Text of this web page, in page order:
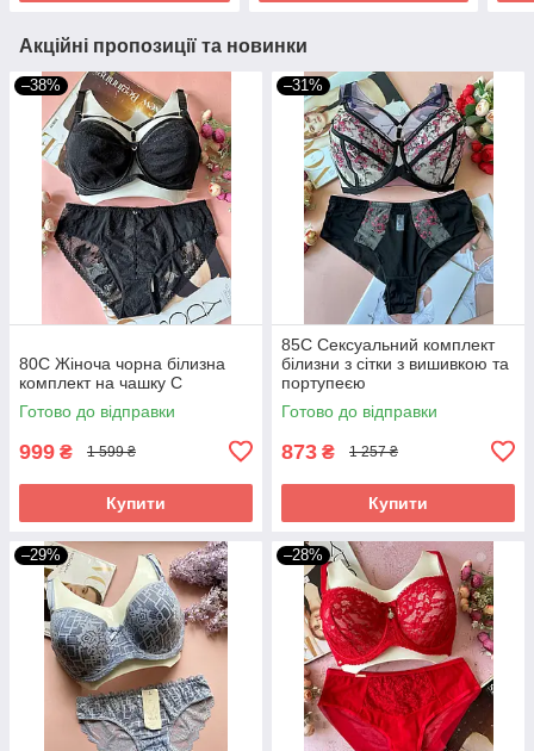
Акційні пропозиції та новинки
–38%
80С Жіноча чорна білизна
комплект на чашку С
Готово до відправки
999 ₴ 1 599 ₴
Купити
–31%
85С Сексуальний комплект
білизни з сітки з вишивкою та
портупеєю
Готово до відправки
873 ₴ 1 257 ₴
Купити
–29% –28%